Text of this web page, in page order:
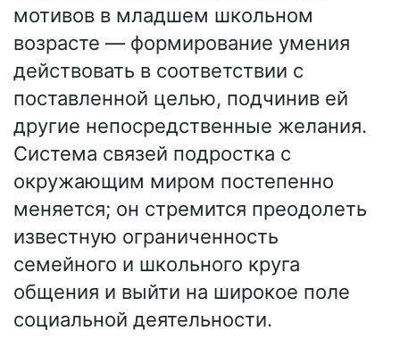
мотивов в младшем школьном
возрасте — формирование умения
действовать в соответствии с
поставленной целью, подчинив ей
другие непосредственные желания.
Система связей подростка с
окружающим миром постепенно
меняется; он стремится преодолеть
известную ограниченность
семейного и школьного круга
общения и выйти на широкое поле
социальной деятельности.